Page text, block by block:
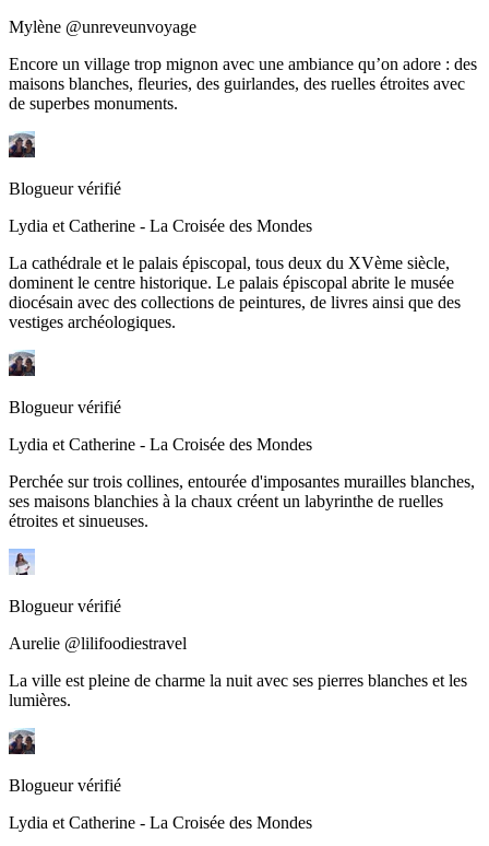
Mylène @unreveunvoyage
Encore un village trop mignon avec une ambiance qu’on adore : des
maisons blanches, fleuries, des guirlandes, des ruelles étroites avec
de superbes monuments.
Blogueur vérifié
Lydia et Catherine - La Croisée des Mondes
La cathédrale et le palais épiscopal, tous deux du XVème siècle,
dominent le centre historique. Le palais épiscopal abrite le musée
diocésain avec des collections de peintures, de livres ainsi que des
vestiges archéologiques.
Blogueur vérifié
Lydia et Catherine - La Croisée des Mondes
Perchée sur trois collines, entourée d'imposantes murailles blanches,
ses maisons blanchies à la chaux créent un labyrinthe de ruelles
étroites et sinueuses.
Blogueur vérifié
Aurelie @lilifoodiestravel
La ville est pleine de charme la nuit avec ses pierres blanches et les
lumières.
Blogueur vérifié
Lydia et Catherine - La Croisée des Mondes